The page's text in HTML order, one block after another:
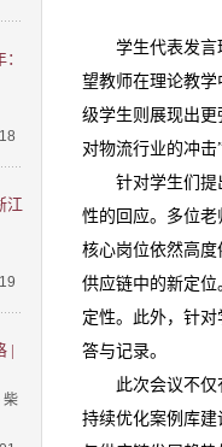
江
|
柴
学生代表发
望教师在理论教
级学生则展现出
对物流行业的冲
针对学生们提
性的回应。多位
核心岗位依然高度
供应链中的新定
定性。此外，针
答与记录。
此次会议不
持续优化案例库